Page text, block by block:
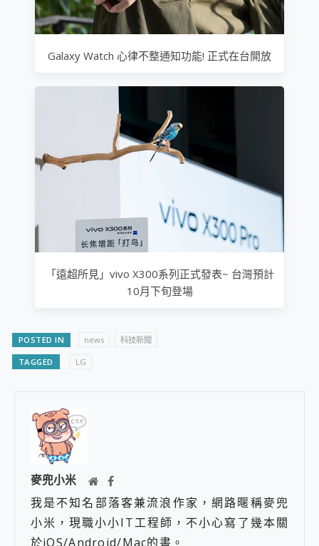
Galaxy Watch 心律不整通知功能! 正式在台開放
「遠超所見」vivo X300系列正式發表~ 台灣預計
10月下旬登場
POSTED IN news 科技新聞
TAGGED LG
麥兜小米
我是不知名部落客兼流浪作家，網路暱稱麥兜
小米，現職小小IT工程師，不小心寫了幾本關
於iOS/Android/Mac的書。